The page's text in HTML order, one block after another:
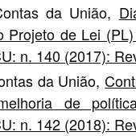
da União,
Projeto de Lei
n. 140 (2017):
da União,
de
n. 142 (2018):